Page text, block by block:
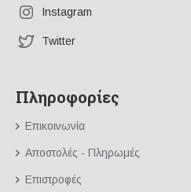
Instagram
Twitter
Πληροφορίες
Επικοινωνία
Αποστολές - Πληρωμές
Επιστροφές